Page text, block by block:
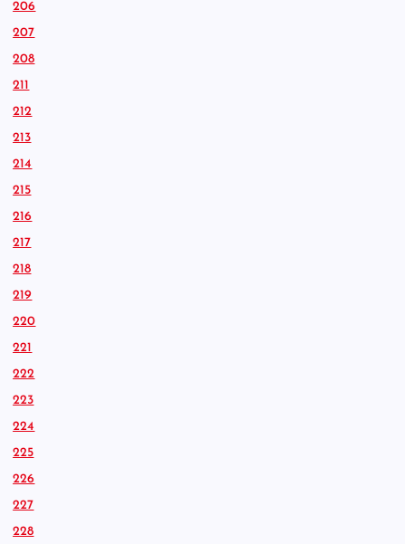
206
207
208
211
212
213
214
215
216
217
218
219
220
221
222
223
224
225
226
227
228